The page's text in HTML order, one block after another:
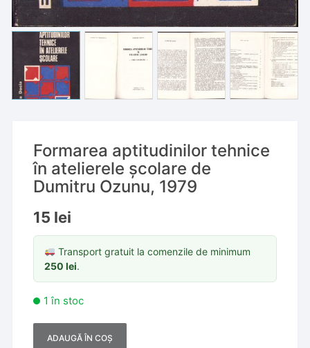
Formarea aptitudinilor tehnice
în atelierele școlare de
Dumitru Ozunu, 1979
15 lei
Transport gratuit la comenzile de minimum
250lei.
1 în stoc
ADAUGĂ ÎN COȘ